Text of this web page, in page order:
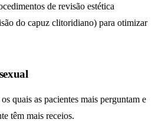
de revisão estética
do capuz clitoridiano) para otimizar
quais as pacientes mais perguntam e
têm mais receios.